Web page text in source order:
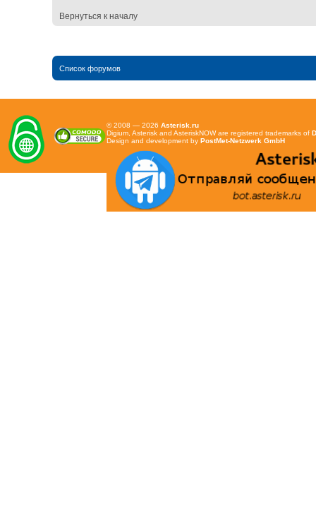
Вернуться к началу
Список форумов
© 2008 — 2026 Asterisk.ru
Digium, Asterisk and AsteriskNOW are registered trademarks of
Design and development by PostMet-Netzwerk GmbH